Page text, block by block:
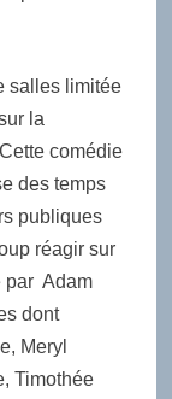
salles limitée
la
comédie
des temps
publiques
réagir sur
par Adam
dont
Meryl
Timothée